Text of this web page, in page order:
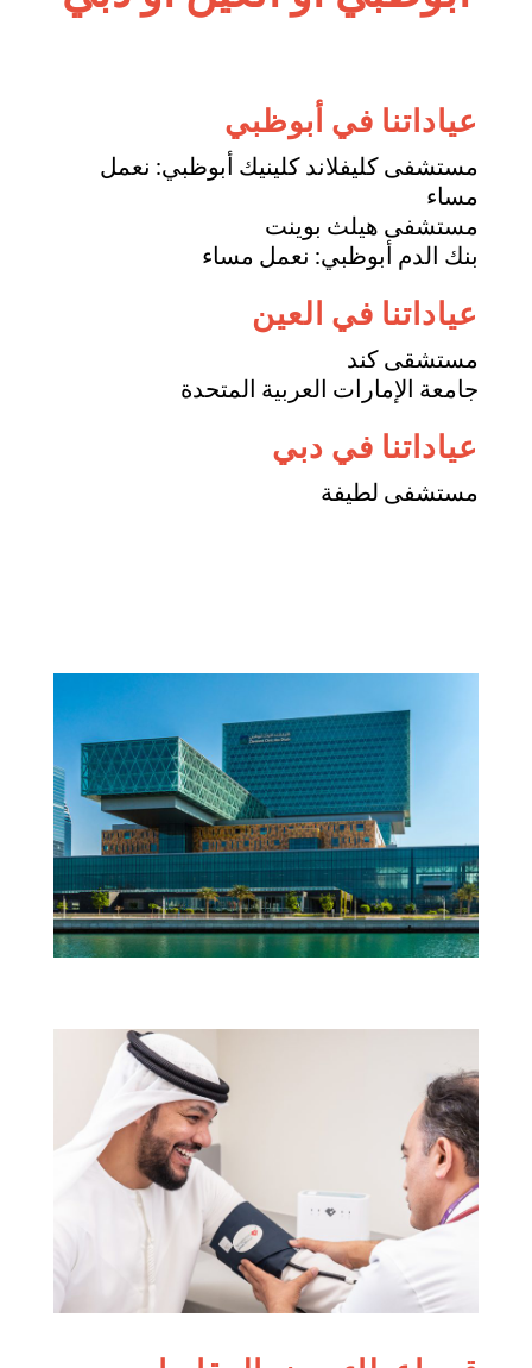
عياداتنا في أبوظبي
مستشفى كليفلاند كلينيك أبوظبي: نعمل
مساء
مستشفى هيلث بوينت
بنك الدم أبوظبي: نعمل مساء
عياداتنا في العين
مستشقى كند
جامعة الإمارات العربية المتحدة
عياداتنا في دبي
مستشفى لطيفة